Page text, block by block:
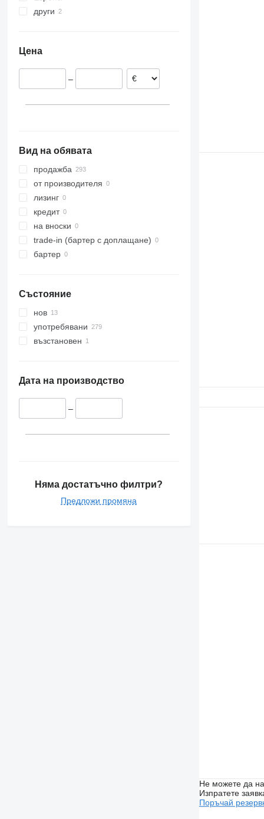
Viano
Полша
Нидерландия
други
Цена
–
Вид на обявата
продажба
от производителя
лизинг
кредит
на вноски
trade-in (бартер с доплащане)
бартер
Състояние
нов
употребявани
възстановен
Дата на производство
–
Няма достатъчно филтри?
Предложи промяна
Не можете да
Изпратете
Поръчай